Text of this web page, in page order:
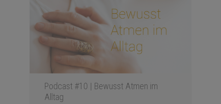
Podcast #10 | Bewusst Atmen im
Alltag